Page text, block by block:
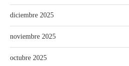
diciembre 2025
noviembre 2025
octubre 2025